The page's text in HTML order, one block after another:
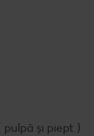
și piept )